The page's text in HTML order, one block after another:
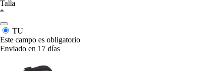
Talla
*
TU
Este campo es obligatorio
Enviado en 17 días